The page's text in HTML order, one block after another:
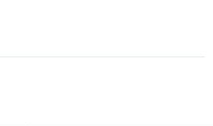
dviračių kelnės